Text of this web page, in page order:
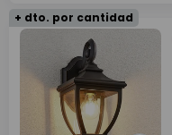
+ dto. por cantidad